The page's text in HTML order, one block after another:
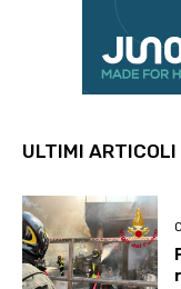
ULTIMI ARTICOLI